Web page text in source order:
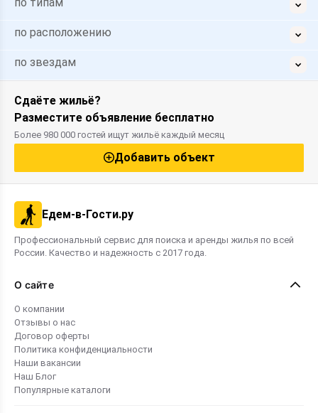
по расположению
по звездам
Сдаёте жильё?
Разместите объявление бесплатно
Более 980 000 гостей ищут жильё каждый месяц
Добавить объект
Едем-в-Гости.ру
Профессиональный сервис для поиска и аренды жилья по всей
России. Качество и надежность с 2017 года.
О сайте
О компании
Отзывы о нас
Договор оферты
Политика конфиденциальности
Наши вакансии
Наш Блог
Популярные каталоги